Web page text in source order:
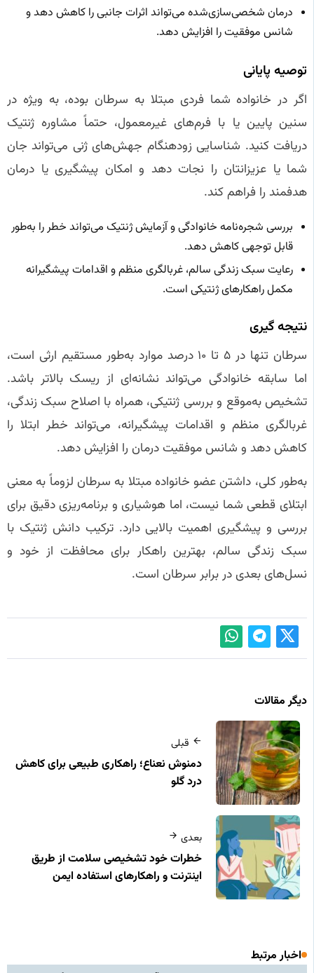
درمان شخصی‌سازی‌شده می‌تواند اثرات جانبی را کاهش دهد و
شانس موفقیت را افزایش دهد.
توصیه پایانی
اگر در خانواده شما فردی مبتلا به سرطان بوده، به ویژه در
سنین پایین یا با فرم‌های غیرمعمول، حتماً مشاوره ژنتیک
دریافت کنید. شناسایی زودهنگام جهش‌های ژنی می‌تواند جان
شما یا عزیزانتان را نجات دهد و امکان پیشگیری یا درمان
هدفمند را فراهم کند.
بررسی شجره‌نامه خانوادگی و آزمایش ژنتیک می‌تواند خطر را به‌طور
قابل توجهی کاهش دهد.
رعایت سبک زندگی سالم، غربالگری منظم و اقدامات پیشگیرانه
مکمل راهکارهای ژنتیکی است.
نتیجه گیری
سرطان تنها در ۵ تا ۱۰ درصد موارد به‌طور مستقیم ارثی است،
اما سابقه خانوادگی می‌تواند نشانه‌ای از ریسک بالاتر باشد.
تشخیص به‌موقع و بررسی ژنتیکی، همراه با اصلاح سبک زندگی،
غربالگری منظم و اقدامات پیشگیرانه، می‌تواند خطر ابتلا را
کاهش دهد و شانس موفقیت درمان را افزایش دهد.
به‌طور کلی، داشتن عضو خانواده مبتلا به سرطان لزوماً به معنی
ابتلای قطعی شما نیست، اما هوشیاری و برنامه‌ریزی دقیق برای
بررسی و پیشگیری اهمیت بالایی دارد. ترکیب دانش ژنتیک با
سبک زندگی سالم، بهترین راهکار برای محافظت از خود و
نسل‌های بعدی در برابر سرطان است.
دیگر مقالات
قبلی
دمنوش نعناع؛ راهکاری طبیعی برای کاهش
درد گلو
بعدی
خطرات خود تشخیصی سلامت از طریق
اینترنت و راهکارهای استفاده ایمن
اخبار مرتبط